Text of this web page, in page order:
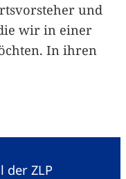
und
wir in einer
In ihren
der ZLP